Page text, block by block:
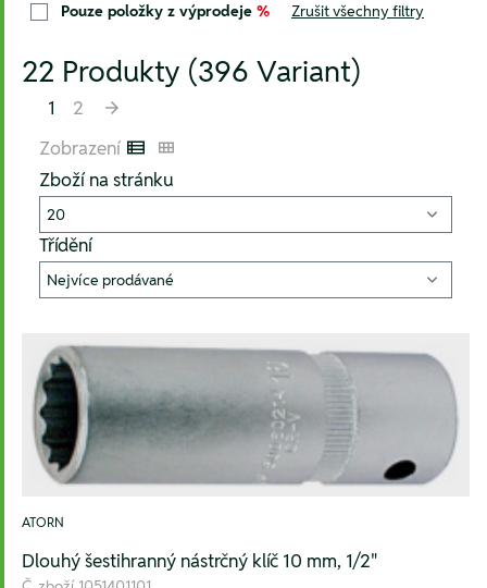
Pouze položky z výprodeje % Zrušit všechny filtry
22 Produkty (396 Variant)
1
2
Zobrazení Listenansicht
Kachelansicht
Zboží na stránku
Třídění
ATORN
Dlouhý šestihranný nástrčný klíč 10 mm, 1/2"